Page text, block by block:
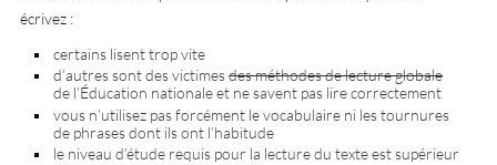
écrivez :
certains lisent trop vite
d’autres sont des victimesdes méthodes de lecture globale
de l’Éducation nationale et ne savent pas lire correctement
vous n’utilisez pas forcément le vocabulaire ni les tournures
de phrases dont ils ont l’habitude
le niveau d’étude requis pour la lecture du texte est supérieur